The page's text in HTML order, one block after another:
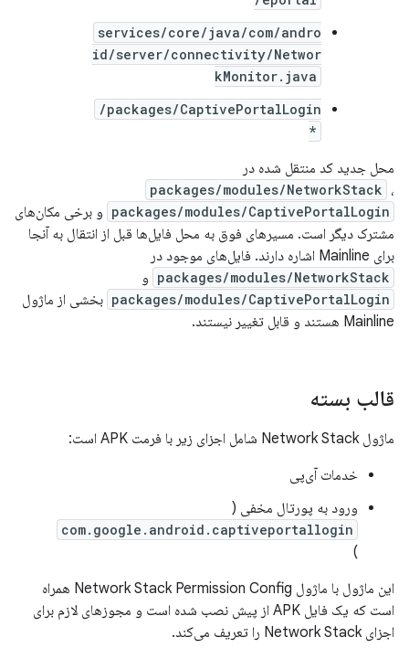
services/core/java/com/andro
id/server/connectivity/Networ
kMonitor.java
packages/CaptivePortalLogin/
*
محل جدید کد منتقل شده در
packages/modules/NetworkStack ،
packages/modules/CaptivePortalLogin و برخی مکان‌های
مشترک دیگر است. مسیرهای فوق به محل فایل‌ها قبل از انتقال به آنجا
برای Mainline اشاره دارند. فایل‌های موجود در
packages/modules/NetworkStack و
packages/modules/CaptivePortalLogin بخشی از ماژول
Mainline هستند و قابل تغییر نیستند.
قالب بسته
ماژول Network Stack شامل اجزای زیر با فرمت APK است:
خدمات آی‌پی
ورود به پورتال مخفی (
com.google.android.captiveportallogin
)
این ماژول با ماژول Network Stack Permission Config همراه
است که یک فایل APK از پیش نصب شده است و مجوزهای لازم برای
اجزای Network Stack را تعریف می‌کند.